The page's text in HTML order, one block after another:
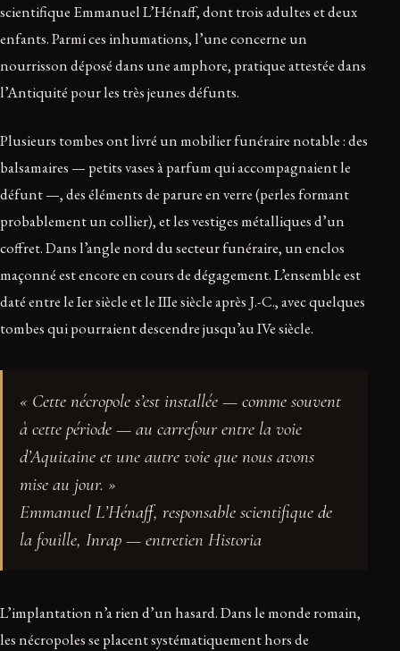
scientifique Emmanuel L’Hénaff, dont trois adultes et deux
enfants. Parmi ces inhumations, l’une concerne un
nourrisson déposé dans une amphore, pratique attestée dans
l’Antiquité pour les très jeunes défunts.
Plusieurs tombes ont livré un mobilier funéraire notable : des
balsamaires — petits vases à parfum qui accompagnaient le
défunt —, des éléments de parure en verre (perles formant
probablement un collier), et les vestiges métalliques d’un
coffret. Dans l’angle nord du secteur funéraire, un enclos
maçonné est encore en cours de dégagement. L’ensemble est
daté entre le Ier siècle et le IIIe siècle après J.-C., avec quelques
tombes qui pourraient descendre jusqu’au IVe siècle.
« Cette nécropole s’est installée — comme souvent
à cette période — au carrefour entre la voie
d’Aquitaine et une autre voie que nous avons
mise au jour. »
Emmanuel L’Hénaff, responsable scientifique de
la fouille, Inrap — entretien Historia
L’implantation n’a rien d’un hasard. Dans le monde romain,
les nécropoles se placent systématiquement hors de